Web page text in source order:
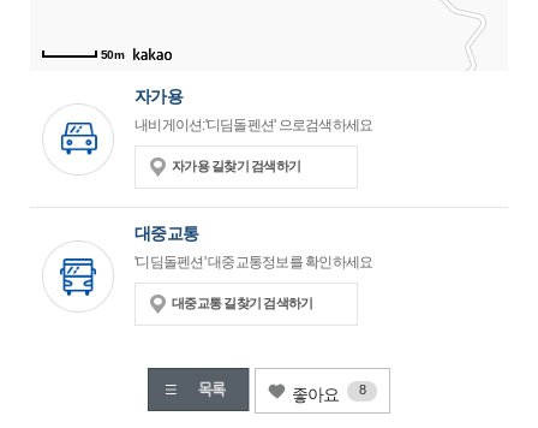
50m
자가용
내비게이션:'디딤돌펜션' 으로검색하세요
자가용 길찾기 검색하기
대중교통
'디딤돌펜션' 대중교통정보를 확인하세요
대중교통 길찾기 검색하기
좋아요 8